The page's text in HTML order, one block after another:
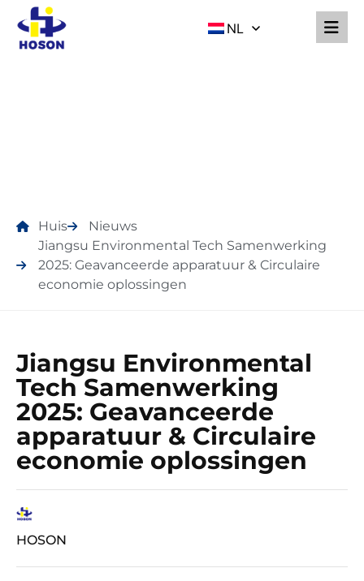
NL
Huis
Nieuws
Jiangsu Environmental Tech Samenwerking
2025: Geavanceerde apparatuur & Circulaire
economie oplossingen
Jiangsu Environmental
Tech Samenwerking
2025: Geavanceerde
apparatuur & Circulaire
economie oplossingen
HOSON